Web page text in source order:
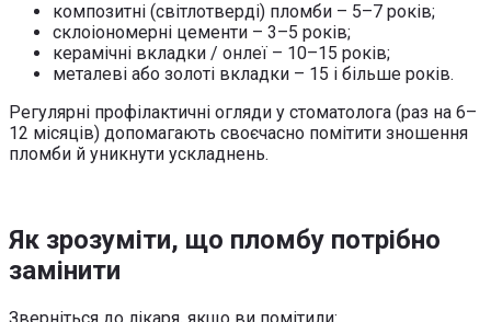
композитні (світлотверді) пломби – 5–7 років;
склоіономерні цементи – 3–5 років;
керамічні вкладки / онлеї – 10–15 років;
металеві або золоті вкладки – 15 і більше років.
Регулярні профілактичні огляди у стоматолога (раз на 6–
12 місяців) допомагають своєчасно помітити зношення
пломби й уникнути ускладнень.
Як зрозуміти, що пломбу потрібно
замінити